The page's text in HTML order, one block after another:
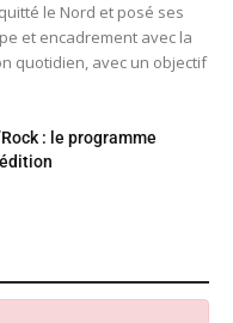
le Nord et posé ses
et encadrement avec la
quotidien, avec un objectif
: le programme